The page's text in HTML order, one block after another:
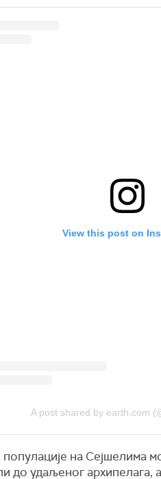
View this post on
A post shared by earth.com
на Сејшелима
до удаљеног